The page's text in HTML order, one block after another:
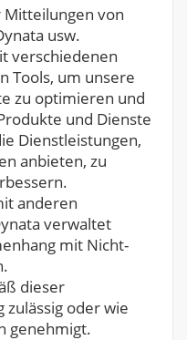
von
usw.
verschiedenen
Tools, um unsere
zu optimieren und
und Dienste
Dienstleistungen,
anbieten, zu
anderen
verwaltet
mit Nicht-
dieser
zulässig oder wie
genehmigt.